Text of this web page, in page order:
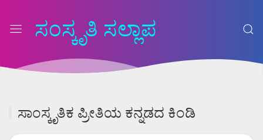
ಸಂಸ್ಕೃತಿ ಸಲ್ಲಾಪ
ಸಾಂಸ್ಕೃತಿಕ ಪ್ರೀತಿಯ ಕನ್ನಡದ ಕಿಂಡಿ